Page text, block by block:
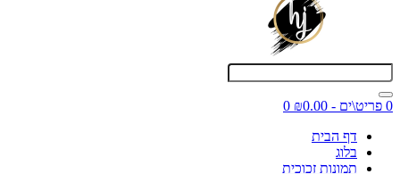
0 פריט\ים - ₪0.00
0
דף הבית
בלוג
תמונות זכוכית